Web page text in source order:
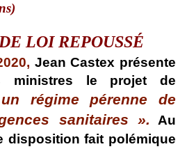
)
LOI REPOUSSÉ
, Jean Castex présente
ministres
le projet de
régime pérenne de
sanitaires ». Au
disposition fait polémique